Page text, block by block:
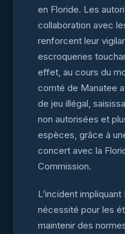
en Floride. Les
collaboration avec
renforcent leur
escroqueries
effet, au cours du
comté de Manatee
de jeu illégal,
non autorisées et
espèces, grâce à
concert avec la
Commission.
L’incident
nécessité pour les
maintenir des